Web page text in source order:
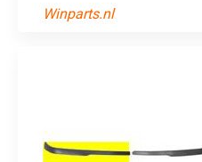
Winparts.nl